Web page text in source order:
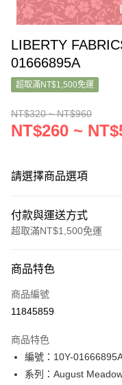
LIBERTY
01666895A
超取滿NT$1,500免運
NT$320 ~ NT$960
NT$260 ~
請選擇商品選項
付款與運送方式
超取滿NT$1,500免運
信用卡一次付款
超商取貨付款
Apple Pay
街口支付
商品特色
商品編號
11845859
商品特色
編號：10Y-
系列：August